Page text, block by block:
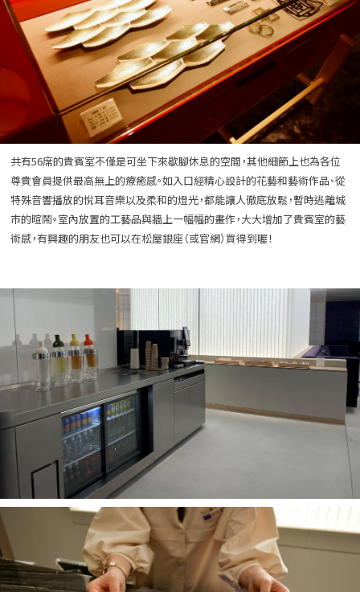
共有56席的貴賓室不僅是可坐下來歇腳休息的空間，其他細節上也為各位
尊貴會員提供最高無上的療癒感。如入口經精心設計的花藝和藝術作品、從
特殊音響播放的悅耳音樂以及柔和的燈光，都能讓人徹底放鬆，暫時逃離城
市的暄鬧。室內放置的工藝品與牆上一幅幅的畫作，大大增加了貴賓室的藝
術感，有興趣的朋友也可以在松屋銀座（或官網）買得到喔！